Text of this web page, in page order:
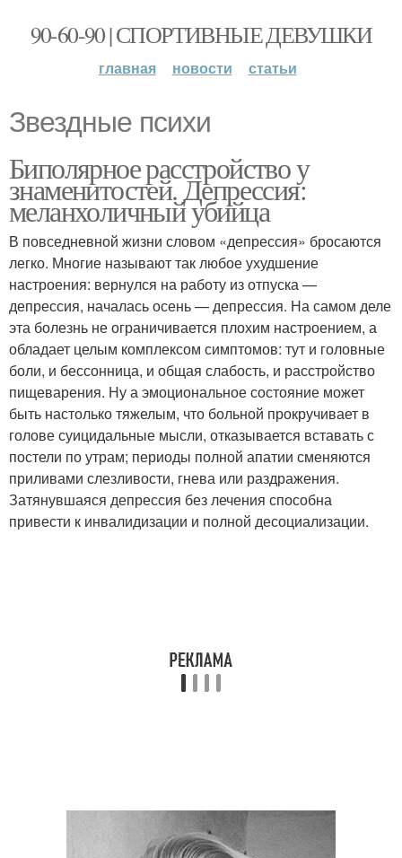
90-60-90 | СПОРТИВНЫЕ ДЕВУШКИ
главная новости статьи
Звездные психи
Биполярное расстройство у
знаменитостей. Депрессия:
меланхоличный убийца
В повседневной жизни словом «депрессия» бросаются
легко. Многие называют так любое ухудшение
настроения: вернулся на работу из отпуска —
депрессия, началась осень — депрессия. На самом деле
эта болезнь не ограничивается плохим настроением, а
обладает целым комплексом симптомов: тут и головные
боли, и бессонница, и общая слабость, и расстройство
пищеварения. Ну а эмоциональное состояние может
быть настолько тяжелым, что больной прокручивает в
голове суицидальные мысли, отказывается вставать с
постели по утрам; периоды полной апатии сменяются
приливами слезливости, гнева или раздражения.
Затянувшаяся депрессия без лечения способна
привести к инвалидизации и полной десоциализации.